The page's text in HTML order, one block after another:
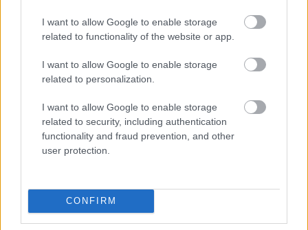
I want to allow Google to enable storage
related to functionality of the website or app.
I want to allow Google to enable storage
related to personalization.
I want to allow Google to enable storage
related to security, including authentication
functionality and fraud prevention, and other
user protection.
CONFIRM
Oszd meg ezt a posztot:
WhatsappReddit Share